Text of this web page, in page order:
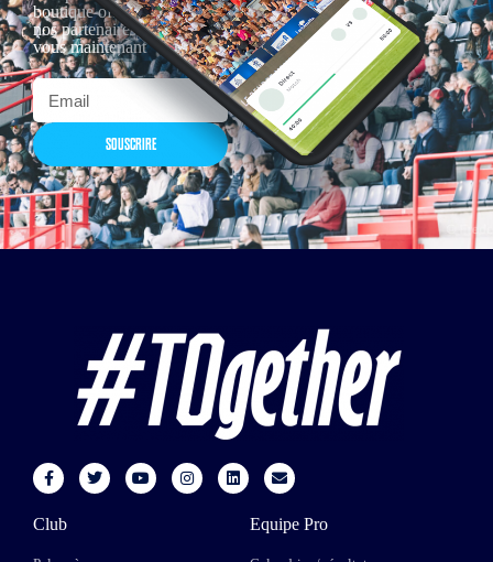
boutique officielles & chez
nos partenaires… Inscrivez-
vous maintenant
SOUSCRIRE
Club Equipe Pro